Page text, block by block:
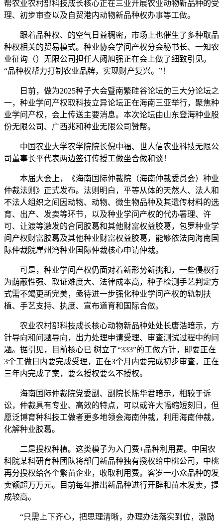
帮农业农村部科技成长核心正在三亚开展农业动物新品种的受
理、初步审查以及自贸港内动物新品种权办事等工做。
跟着品种权、的空气日益稠密，市场上也催生了多种取品
种权相关的贸易模式。种业协会学问产权分会秘书长、一知农
业征询（）无限公司担任人阙旭强正在会上做了细致引见。
“品种权帮力打制农业品牌，实现财产复兴。”！
日前，做为2025种子大会暨南繁硅谷论坛的三大分论坛之
一，种业学问产权取科技立异论坛正在海南三亚举行，聚焦种
业学问产权，会上传送主要消息。本次论坛由山东登海种业股
份无限公司、广西兆和种业无限公司赞帮。
中国农业大学农学院院长倪中福、世人信农业科技无限公
司董事长平代表两边签订传授工做坐合做和谈！
本届大会上，《海南国际仲裁院（海南仲裁委员会）种业
仲裁法则》正式发布。法则明白，平等从体的天然人、法人和
不法人组织之间因动物、动物、微生物品种及其遗传材料的选
育、出产、发卖等环节，以及种业学问产权的代办署理、许
可、让渡等激发的合同胶葛和其他财富权益胶葛，包罗种业学
问产权财富胶葛及其他种业财富权益胶葛，能够依法向海南国
际仲裁院崖州湾种业国际仲裁核心申请仲裁。
可是，种业学问产权仍面对着新形势新挑和，一些侵权行
为荫蔽性强、取证难度大、法律成本高，种子检测手艺判定方
式需不竭更新完美，亟待进一步强化种业学问产权的轨制扶
植、手艺支持、执度、宣布道育和国际合做。
农业农村部科技成长核心动物新品种处处长唐浩暗示，方
针导向和问题导向，出力处理申请受理、审查测试过程中的问
题。据引见，目前核心已 树立了“333”的工做方针，即要正在
3个工做日内要完成受理，正在3个月内要完成初步审查，正在
三年内完成了案，要么授权要么不授权。
海南国际仲裁院党委副、副院长陈华君暗示，相较于诉
讼，仲裁具有专业、高效的特点，可以或许大幅缩短刻日，但
愿泛博育种科技工做者更多地领会海南仲裁，利用海南仲裁，
化解种业胶葛。
二是授权种植。这类模子为入门费+品种利用费。中国农
科院某科研育种团队将部门新品种独有授权给中桃公司，中桃
再分授权给各个繁苗企业，收取利用费。客岁一小众品种的发
卖额超万万元。目前每年推出新品种进行开辟和苗木发卖，提
成较高。
“只需上下齐心，把思理清晰，办理办法落实到位，激励